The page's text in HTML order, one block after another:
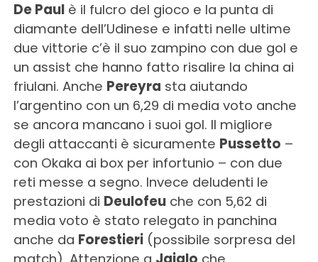
De Paulè il fulcro del gioco e la punta di
diamante dell’Udinese e infatti nelle ultime
due vittorie c’è il suo zampino con due gol e
un assist che hanno fatto risalire la china ai
friulani. Anche Pereyra sta aiutando
l’argentino con un 6,29 di media voto anche
se ancora mancano i suoi gol. Il migliore
degli attaccanti è sicuramente Pussetto –
con Okaka ai box per infortunio – con due
reti messe a segno. Invece deludenti le
prestazioni di Deulofeuche con 5,62 di
media voto è stato relegato in panchina
anche da Forestieri(possibile sorpresa del